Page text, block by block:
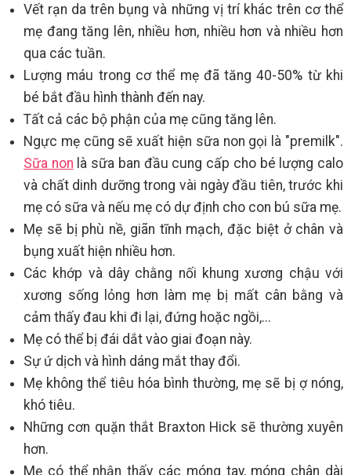
Vết rạn da trên bụng và những vị trí khác trên cơ thể
mẹ đang tăng lên, nhiều hơn, nhiều hơn và nhiều hơn
qua các tuần.
Lượng máu trong cơ thể mẹ đã tăng 40-50% từ khi
bé bắt đầu hình thành đến nay.
Tất cả các bộ phận của mẹ cũng tăng lên.
Ngực mẹ cũng sẽ xuất hiện sữa non gọi là "premilk".
Sữa non là sữa ban đầu cung cấp cho bé lượng calo
và chất dinh dưỡng trong vài ngày đầu tiên, trước khi
mẹ có sữa và nếu mẹ có dự định cho con bú sữa mẹ.
Mẹ sẽ bị phù nề, giãn tĩnh mạch, đặc biệt ở chân và
bụng xuất hiện nhiều hơn.
Các khớp và dây chằng nối khung xương chậu với
xương sống lỏng hơn làm mẹ bị mất cân bằng và
cảm thấy đau khi đi lại, đứng hoặc ngồi,...
Mẹ có thể bị đái dắt vào giai đoạn này.
Sự ứ dịch và hình dáng mắt thay đổi.
Mẹ không thể tiêu hóa bình thường, mẹ sẽ bị ợ nóng,
khó tiêu.
Những cơn quặn thắt Braxton Hick sẽ thường xuyên
hơn.
Mẹ có thể nhận thấy các móng tay, móng chân dài